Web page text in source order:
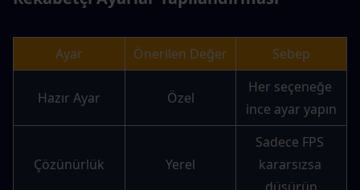
Ayar Önerilen Değer Sebep
Hazır Ayar Özel
Her seçeneğe
ince ayar yapın
Çözünürlük Yerel
Sadece FPS
kararsızsa